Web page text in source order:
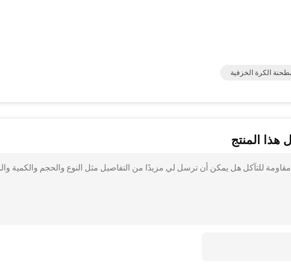
الكرة الخزفية
هذا المنتج
للتآكل هل يمكن أن ترسل لي مزيدًا من التفاصيل مثل النوع والحجم والكمية